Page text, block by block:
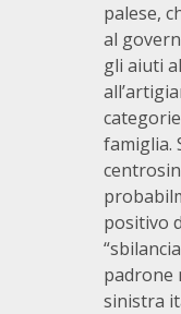
palese,
al
gli aiuti
famiglia.
positivo
padrone
sinistra